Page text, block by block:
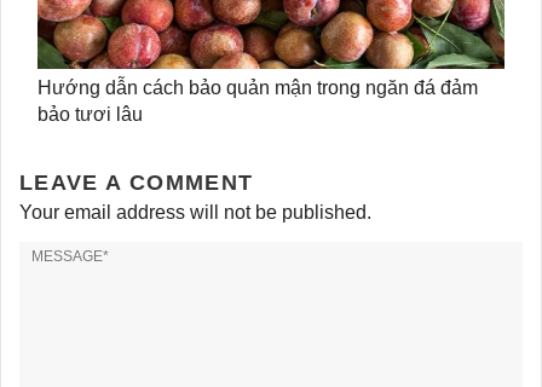
Hướng dẫn cách bảo quản mận trong ngăn đá đảm
bảo tươi lâu
LEAVE A COMMENT
Your email address will not be published.